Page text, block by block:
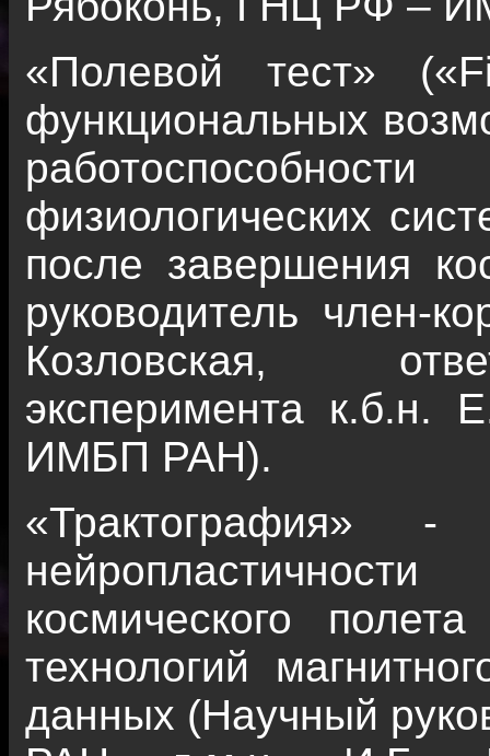
«Полевой тест»
функциональных
физиологических
после завершения
руководитель член-
Козловская,
эксперимента
ИМБП РАН).
«Трактография» -
космического
технологий
данных (Научный